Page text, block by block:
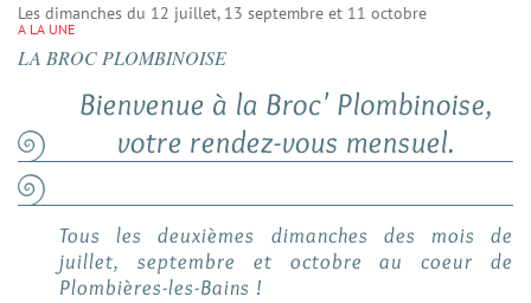
Les dimanches du 12 juillet, 13 septembre et 11 octobre
A LA UNE
LA BROC PLOMBINOISE
Bienvenue à la Broc' Plombinoise,
votre rendez-vous mensuel.
Tous les deuxièmes dimanches des mois de
juillet, septembre et octobre au coeur de
Plombières-les-Bains !